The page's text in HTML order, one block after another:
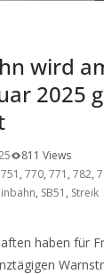
wird
2025
811 Views
751 , 770, 771 , 782,
, SB51 , Streik
haben für